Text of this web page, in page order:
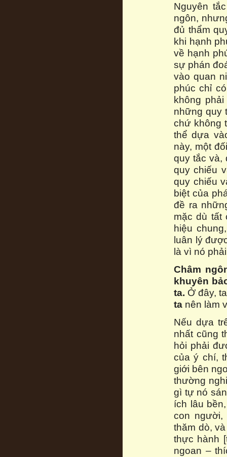
Nguyên
ngôn,
đủ thẩm
khi hạnh
về hạnh
sự phán
vào quan
phúc chỉ
không
những quy
chứ không
thể dựa
này, một
quy tắc và,
quy chiếu
quy chiếu
biệt của
đề ra
mặc dù tất
hiệu
luân lý
là vì nó
Châm
khuyên
ta. Ở đây,
ta nên làm
Nếu dựa
nhất cũng
hỏi phải
của ý chí,
giới bên
thường
gì tự nó
ích lâu
con người,
thăm dò,
thực hành
ngoan –